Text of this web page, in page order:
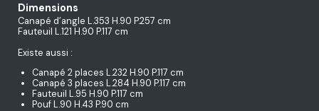
Dimensions
Canapé d’angle L.353 H.90 P.257 cm
Fauteuil L.121 H.90 P.117 cm
Existe aussi :
Canapé 2 places L.232 H.90 P.117 cm
Canapé 3 places L.284 H.90 P.117 cm
Fauteuil L.95 H.90 P.117 cm
Pouf L.90 H.43 P.90 cm